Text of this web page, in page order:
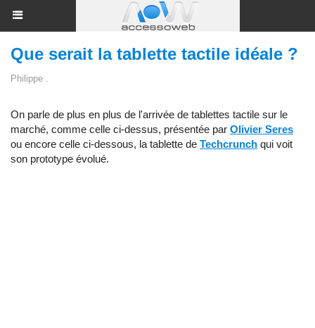
Que serait la tablette tactile idéale ?
Philippe .
On parle de plus en plus de l'arrivée de tablettes tactile sur le
marché, comme celle ci-dessus, présentée par Olivier Seres
ou encore celle ci-dessous, la tablette de Techcrunch qui voit
son prototype évolué.